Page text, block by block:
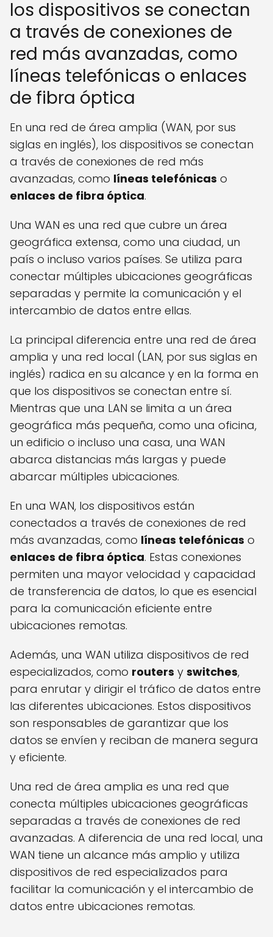
los dispositivos se conectan
a través de conexiones de
red más avanzadas, como
líneas telefónicas o enlaces
de fibra óptica
En una red de área amplia (WAN, por sus
siglas en inglés), los dispositivos se conectan
a través de conexiones de red más
avanzadas, como líneas telefónicas o
enlaces de fibra óptica.
Una WAN es una red que cubre un área
geográfica extensa, como una ciudad, un
país o incluso varios países. Se utiliza para
conectar múltiples ubicaciones geográficas
separadas y permite la comunicación y el
intercambio de datos entre ellas.
La principal diferencia entre una red de área
amplia y una red local (LAN, por sus siglas en
inglés) radica en su alcance y en la forma en
que los dispositivos se conectan entre sí.
Mientras que una LAN se limita a un área
geográfica más pequeña, como una oficina,
un edificio o incluso una casa, una WAN
abarca distancias más largas y puede
abarcar múltiples ubicaciones.
En una WAN, los dispositivos están
conectados a través de conexiones de red
más avanzadas, como líneas telefónicas o
enlaces de fibra óptica. Estas conexiones
permiten una mayor velocidad y capacidad
de transferencia de datos, lo que es esencial
para la comunicación eficiente entre
ubicaciones remotas.
Además, una WAN utiliza dispositivos de red
especializados, como routers y switches,
para enrutar y dirigir el tráfico de datos entre
las diferentes ubicaciones. Estos dispositivos
son responsables de garantizar que los
datos se envíen y reciban de manera segura
y eficiente.
Una red de área amplia es una red que
conecta múltiples ubicaciones geográficas
separadas a través de conexiones de red
avanzadas. A diferencia de una red local, una
WAN tiene un alcance más amplio y utiliza
dispositivos de red especializados para
facilitar la comunicación y el intercambio de
datos entre ubicaciones remotas.